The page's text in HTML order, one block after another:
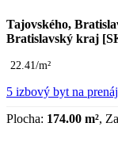
Tajovského,
Bratislavský kraj
22.41/m²
5 izbový byt na
Plocha: 174.00 m²,